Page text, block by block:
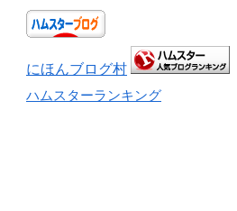
にほんブログ村
ハムスターランキング